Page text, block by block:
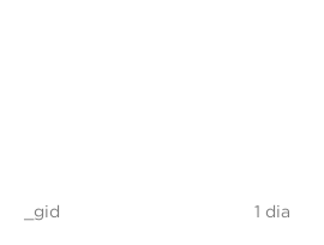
_gid 1 dia